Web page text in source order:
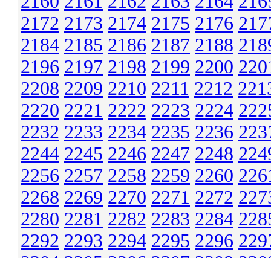
2172 2173 2174 2175 2176
2184 2185 2186 2187 2188
2196 2197 2198 2199 2200
2208 2209 2210 2211 2212
2220 2221 2222 2223 2224
2232 2233 2234 2235 2236
2244 2245 2246 2247 2248
2256 2257 2258 2259 2260
2268 2269 2270 2271 2272
2280 2281 2282 2283 2284
2292 2293 2294 2295 2296